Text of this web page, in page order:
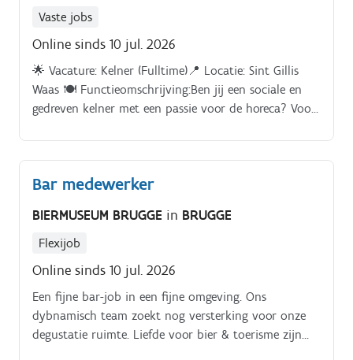
Vaste jobs
Online sinds 10 jul. 2026
🌟 Vacature: Kelner (Fulltime)📍 Locatie: Sint Gillis
Waas 🍽️ Functieomschrijving:Ben jij een sociale en
gedreven kelner met een passie voor de horeca? Voor
die onze gasten een onvergetelijke ervaring kan
bieden!📝 Jouw takenpakket:Menu voorstellen: Stel
het menu voor aan de gasten en neem hun
Bar medewerker
BIERMUSEUM BRUGGE in BRUGGE
Flexijob
Online sinds 10 jul. 2026
Een fijne bar-job in een fijne omgeving. Ons
dybnamisch team zoekt nog versterking voor onze
degustatie ruimte. Liefde voor bier & toerisme zijn